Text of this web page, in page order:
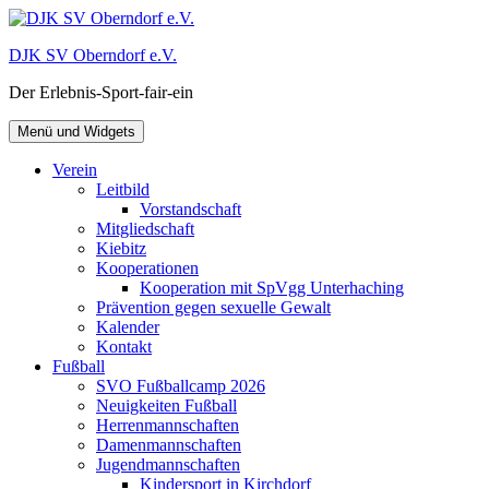
Zum
springen
DJK SV Oberndorf e.V.
Der Erlebnis-Sport-fair-ein
Menü und Widgets
Verein
Leitbild
Vorstandschaft
Mitgliedschaft
Kiebitz
Kooperationen
Kooperation mit SpVgg Unterhaching
Prävention gegen sexuelle Gewalt
Kalender
Kontakt
Fußball
SVO Fußballcamp 2026
Neuigkeiten Fußball
Herrenmannschaften
Damenmannschaften
Jugendmannschaften
Kindersport in Kirchdorf